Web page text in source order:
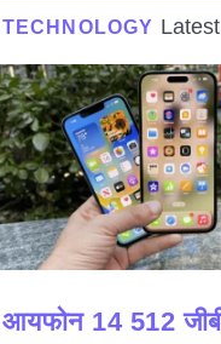
TECHNOLOGY Latest
आयफोन 14 512